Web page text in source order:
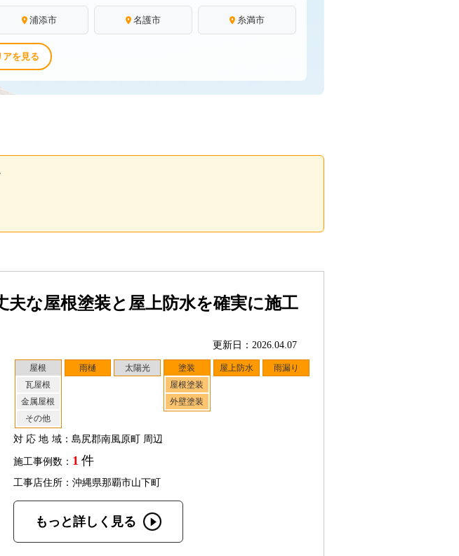
浦添市 名護市 糸満市
アを見る
な屋根塗装と屋上防水を確実に施工
更新日：2026.04.07
屋根
瓦屋根
金属屋根
その他
雨樋 太陽光
塗装
屋根塗装
外壁塗装
屋上防水 雨漏り
対応地域：島尻郡南風原町 周辺
施工事例数： 1 件
工事店住所：沖縄県那覇市山下町
もっと詳しく見る